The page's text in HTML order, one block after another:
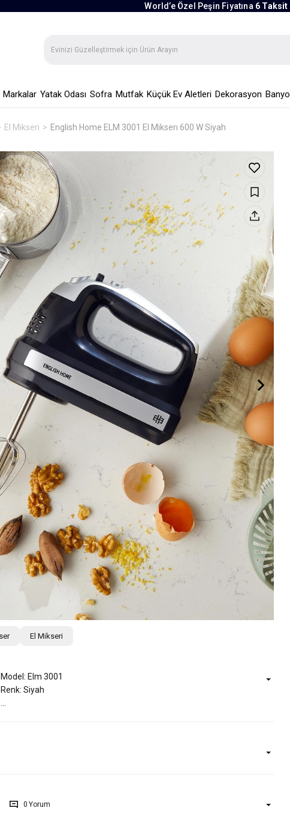
World’e Özel Peşin Fiyatına 6 Taksit
Markalar Yatak Odası Sofra Mutfak Küçük Ev Aletleri Dekorasyon Banyo
El Mikseri English Home ELM 3001 El Mikserı 600 W Siyah
El Mikseri
Model: Elm 3001
Renk: Siyah
0